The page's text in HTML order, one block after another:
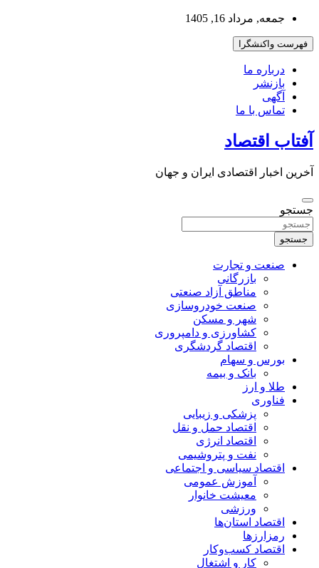
بروید
جمعه, مرداد 16, 1405
فهرست واکنشگرا
درباره ما
بازنشر
آگهی
تماس با ما
آفتاب اقتصاد
آخرین اخبار اقتصادی ایران و جهان
جستجو
جستجو
صنعت و تجارت
بازرگانی
مناطق آزاد صنعتی
صنعت خودروسازی
شهر و مسکن
کشاورزی و دامپروری
اقتصاد گردشگری
بورس و سهام
بانک و بیمه
طلا و ارز
فناوری
پزشکی و زیبایی
اقتصاد حمل و نقل
اقتصاد انرژی
نفت و پتروشیمی
اقتصاد سیاسی و اجتماعی
آموزش عمومی
معیشت خانوار
ورزشی
اقتصاد استان‌ها
رمزارزها
اقتصاد کسب‌و‌کار
کار و اشتغال